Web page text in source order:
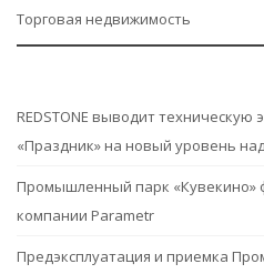
Торговая недвижимость
REDSTONE выводит
«Праздник» на новый уровень
Промышленный парк «Кувекино»
компании Parametr
Предэксплуатация и приемка